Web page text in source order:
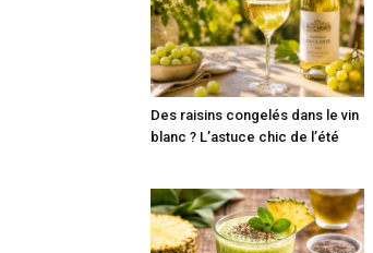
Des raisins congelés dans le vin
blanc ? L’astuce chic de l’été